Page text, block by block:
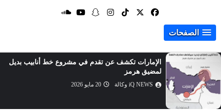
الصفحات
الإمارات تكشف عن تقدم في مشروع خط أنابيب بديل
لمضيق هرمز
iQ NEWS وكالة 20 مايو 2026